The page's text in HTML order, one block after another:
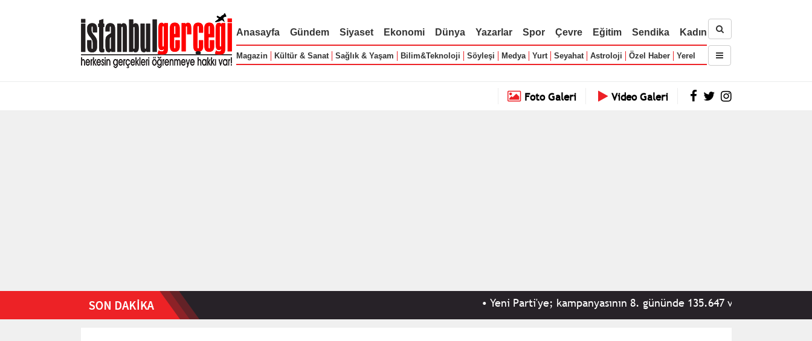
Anasayfa Gündem Siyaset Ekonomi Dünya Yazarlar Spor Çevre Eğitim Sendika Kadın
Magazin Kültür & Sanat Sağlık & Yaşam Bilim&Teknoloji Söyleşi Medya Yurt Seyahat Astroloji Özel Haber Yerel
Foto Galeri Video Galeri
Yeni Parti'ye; kampanyasının 8. gününde 135.647 vatandaş tarafından